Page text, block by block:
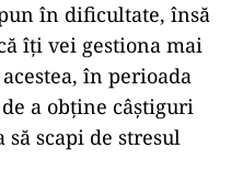
în dificultate, însă
îți vei gestiona mai
în perioada
a obține câștiguri
scapi de stresul